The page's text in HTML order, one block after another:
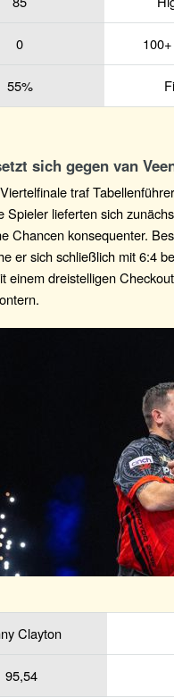
0
55%
sich gegen van
traf
Spieler lieferten sich
Chancen konsequenter.
er sich schließlich mit 6:4
einem dreistelligen
Clayton
95,54